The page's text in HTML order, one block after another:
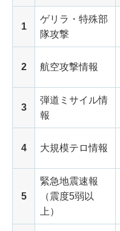
1
ゲリラ・特殊部
隊攻撃
2 航空攻撃情報
3
弾道ミサイル情
報
4 大規模テロ情報
5
緊急地震速報
（震度5弱以
上）